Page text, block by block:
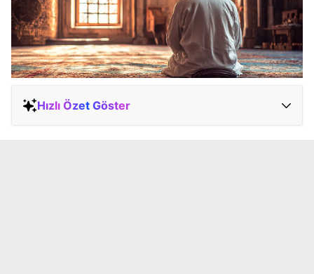
Hızlı Özet Göster